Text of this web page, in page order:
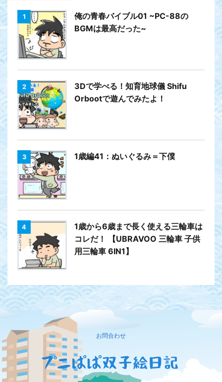
1
俺の青春バイブル01 ~PC-88の
BGMは最高だった~
2
3Dで学べる！知育地球儀 Shifu
Orbootで遊んでみたよ！
3 1歳編41：ぬいぐるみ＝下僕
4
1歳から6歳まで長く使える三輪車は
コレだ！ 【UBRAVOO 三輪車 子供
用三輪車 6IN1】
お問合わせ